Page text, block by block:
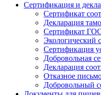
Сертификация и
Сертификат
Декларация
Сертификат
Экологический
Сертификация
Добровольная
Декларация
Отказное
Добровольный